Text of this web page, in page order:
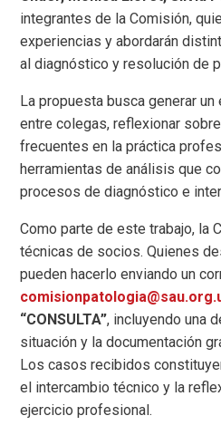
integrantes de la Comisión,
experiencias y abordarán
al diagnóstico y resolución de
La propuesta busca generar
entre colegas, reflexionar
frecuentes en la práctica
herramientas de análisis que
procesos de diagnóstico e
Como parte de este trabajo, la
técnicas de socios. Quienes
pueden hacerlo enviando un
“CONSULTA”, incluyendo una
situación y la documentación
Los casos recibidos
el intercambio técnico y la
ejercicio profesional.